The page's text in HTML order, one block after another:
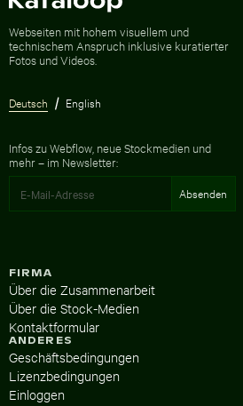
Webseiten mit hohem visuellem und
technischem Anspruch inklusive kuratierter
Fotos und Videos.
Deutsch English
Infos zu Webflow, neue Stockmedien und
mehr – im Newsletter:
FIRMA
Über die Zusammenarbeit
Über die Stock-Medien
Kontaktformular
ANDERES
Geschäftsbedingungen
Lizenzbedingungen
Einloggen